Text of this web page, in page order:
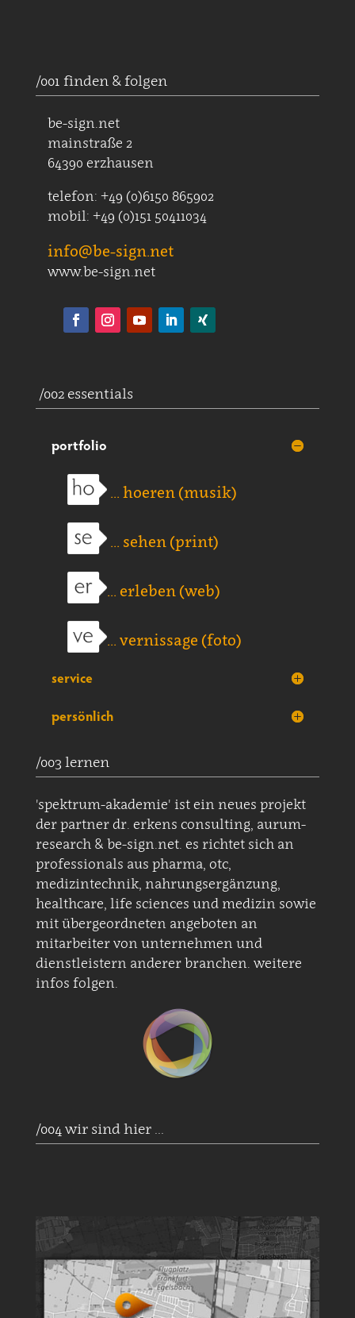
/001 finden & folgen
be-sign.net
mainstraße 2
64390 erzhausen
telefon: +49 (0)6150 865902
mobil: +49 (0)151 50411034
info@be-sign.net
www.be-sign.net
/002 essentials
portfolio
... hoeren (musik)
... sehen (print)
... erleben (web)
... vernissage (foto)
service
persönlich
/003 lernen
'spektrum-akademie' ist ein neues projekt
der partner dr. erkens consulting, aurum-
research & be-sign.net. es richtet sich an
professionals aus pharma, otc,
medizintechnik, nahrungsergänzung,
healthcare, life sciences und medizin sowie
mit übergeordneten angeboten an
mitarbeiter von unternehmen und
dienstleistern anderer branchen. weitere
infos folgen.
/004 wir sind hier ...